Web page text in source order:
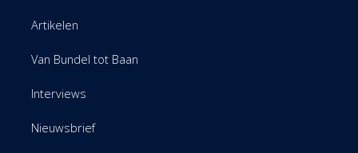
Artikelen
Van Bundel tot Baan
Interviews
Nieuwsbrief